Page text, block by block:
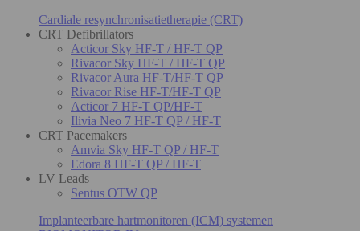
Cardiale resynchronisatietherapie (CRT)
CRT Defibrillators
Acticor Sky HF-T / HF-T QP
Rivacor Sky HF-T / HF-T QP
Rivacor Aura HF-T/HF-T QP
Rivacor Rise HF-T/HF-T QP
Acticor 7 HF-T QP/HF-T
Ilivia Neo 7 HF-T QP / HF-T
CRT Pacemakers
Amvia Sky HF-T QP / HF-T
Edora 8 HF-T QP / HF-T
LV Leads
Sentus OTW QP
Implanteerbare hartmonitoren (ICM) systemen